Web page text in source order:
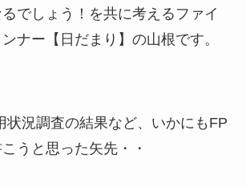
でしょう！を共に考えるファイ
ナー【日だまり】の山根です。
状況調査の結果など、いかにもFP
うと思った矢先・・